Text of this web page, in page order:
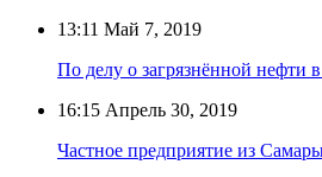
13:11 Май 7, 2019
По делу о загрязнённой нефти
16:15 Апрель 30, 2019
Частное предприятие из